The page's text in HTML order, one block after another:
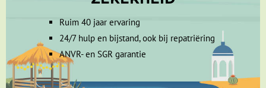
Ruim 40 jaar ervaring
24/7 hulp en bijstand, ook bij repatriëring
ANVR- en SGR garantie